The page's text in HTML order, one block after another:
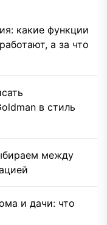
какие функции
а за что
в стиль
между
и дачи: что